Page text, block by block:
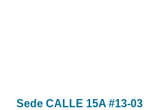
Sede CALLE 15A #13-03